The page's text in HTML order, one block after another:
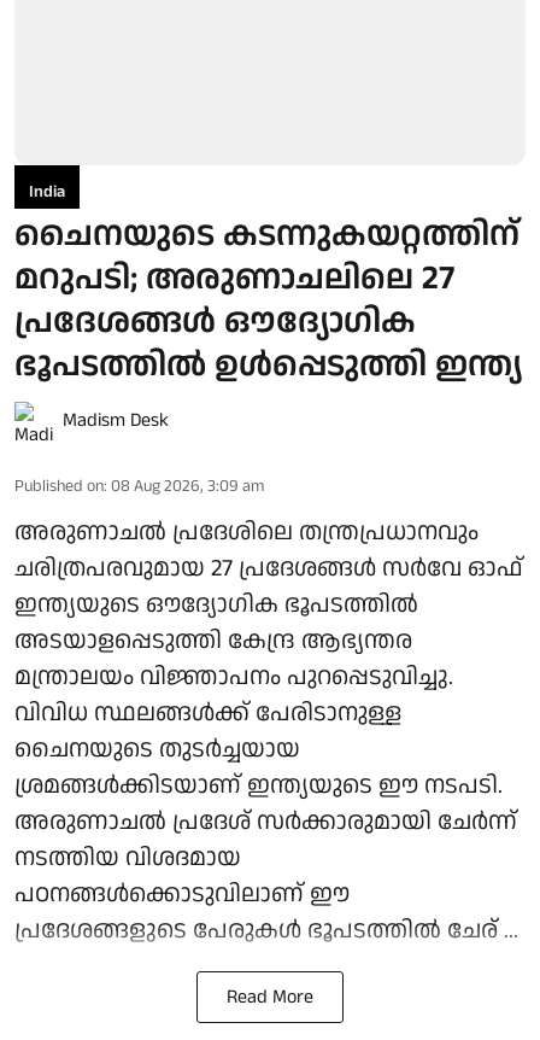
India
ചൈനയുടെ കടന്നുകയറ്റത്തിന്
മറുപടി; അരുണാചലിലെ 27
പ്രദേശങ്ങള്‍ ഔദ്യോഗിക
ഭൂപടത്തില്‍ ഉള്‍പ്പെടുത്തി ഇന്ത്യ
Madism Desk
Published on: 08 Aug 2026, 3:09 am
അരുണാചല്‍ പ്രദേശിലെ തന്ത്രപ്രധാനവും
ചരിത്രപരവുമായ 27 പ്രദേശങ്ങള്‍ സര്‍വേ ഓഫ്
ഇന്ത്യയുടെ ഔദ്യോഗിക ഭൂപടത്തില്‍
അടയാളപ്പെടുത്തി കേന്ദ്ര ആഭ്യന്തര
മന്ത്രാലയം വിജ്ഞാപനം പുറപ്പെടുവിച്ചു.
വിവിധ സ്ഥലങ്ങള്‍ക്ക് പേരിടാനുള്ള
ചൈനയുടെ തുടര്‍ച്ചയായ
ശ്രമങ്ങള്‍ക്കിടയാണ് ഇന്ത്യയുടെ ഈ നടപടി.
അരുണാചല്‍ പ്രദേശ് സര്‍ക്കാരുമായി ചേര്‍ന്ന്
നടത്തിയ വിശദമായ
പഠനങ്ങള്‍ക്കൊടുവിലാണ് ഈ
പ്രദേശങ്ങളുടെ പേരുകള്‍ ഭൂപടത്തില്‍ ചേര് ...
Read More